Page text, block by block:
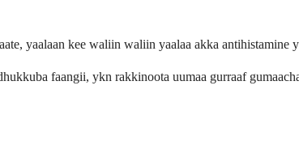
yaalaan kee waliin waliin yaalaa akka
faangii, ykn rakkinoota uumaa gurraaf